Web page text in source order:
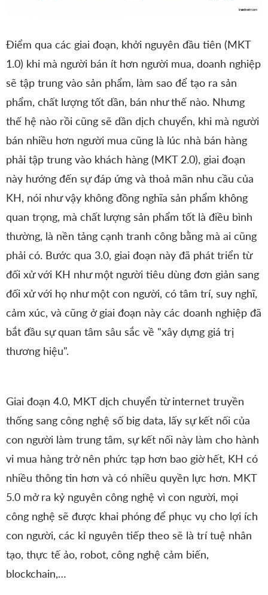
Điểm qua các giai đoạn, khởi nguyên đầu tiên (MKT
1.0) khi mà người bán ít hơn người mua, doanh nghiệp
sẽ tập trung vào sản phẩm, làm sao để tạo ra sản
phẩm, chất lượng tốt dần, bán như thế nào. Nhưng
thế hệ nào rồi cũng sẽ dần dịch chuyển, khi mà người
bán nhiều hơn người mua cũng là lúc nhà bán hàng
phải tập trung vào khách hàng (MKT 2.0), giai đoạn
này hướng đến sự đáp ứng và thoả mãn nhu cầu của
KH, nói như vậy không đồng nghĩa sản phẩm không
quan trọng, mà chất lượng sản phẩm tốt là điều bình
thường, là nền tảng cạnh tranh công bằng mà ai cũng
phải có. Bước qua 3.0, giai đoạn này đã phát triển từ
đối xử với KH như một người tiêu dùng đơn giản sang
đối xử với họ như một con người, có tâm trí, suy nghĩ,
cảm xúc, và cũng ở giai đoạn này các doanh nghiệp đã
bắt đầu sự quan tâm sâu sắc về "xây dựng giá trị
thương hiệu".
Giai đoạn 4.0, MKT dịch chuyển từ internet truyền
thống sang công nghệ số big data, lấy sự kết nối của
con người làm trung tâm, sự kết nối này làm cho hành
vi mua hàng trở nên phức tạp hơn bao giờ hết, KH có
nhiều thông tin hơn và có nhiều quyền lực hơn. MKT
5.0 mở ra kỷ nguyên công nghệ vì con người, mọi
công nghệ sẽ được khai phóng để phục vụ cho lợi ích
con người, các kỉ nguyên tiếp theo sẽ là trí tuệ nhân
tạo, thực tế ảo, robot, công nghệ cảm biến,
blockchain,…